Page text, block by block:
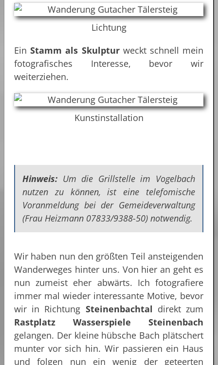
Lichtung
EinStamm als Skulpturweckt schnell mein
fotografisches Interesse, bevor wir
weiterziehen.
Kunstinstallation
Hinweis: Um die Grillstelle im Vogelbach
nutzen zu können, ist eine telefomische
Voranmeldung bei der Gemeideverwaltung
(Frau Heizmann 07833/9388-50) notwendig.
Wir haben nun den größten Teil ansteigenden
Wanderweges hinter uns. Von hier an geht es
nun zumeist eher abwärts. Ich fotografiere
immer mal wieder interessante Motive, bevor
wir in Richtung Steinenbachtal direkt zum
Rastplatz Wasserspiele Steinenbach
gelangen. Der kleine hübsche Bach plätschert
munter vor sich hin. Wir passieren ein Haus
und folgen nun ein wenig der geteerten